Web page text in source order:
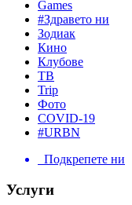
Games
#Здравето ни
Зодиак
Кино
Клубове
ТВ
Trip
Фото
COVID-19
#URBN
Подкрепете ни
Услуги